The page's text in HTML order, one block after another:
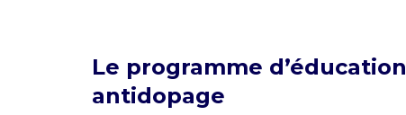
Le programme d’éducation
antidopage